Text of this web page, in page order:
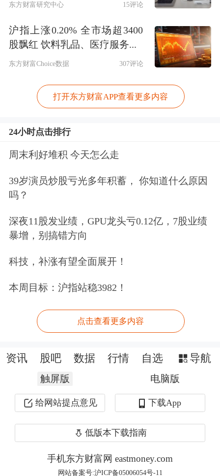
9 上海晨燕资管 资产管理公司
证券公司
注：由于篇幅受限，只显示前10家机构名
单。
机构调研回测
除当日外，东鹏控股近一年共接待264
家机构317次调研，历史回测情况如下
表所示：
近一年机构调研回测
次日 5日 次日
2023-09-19 1 0.74 -1.58 -8.07 1.14 -0.83
2023-08-24 6.59
2023-05-08 1 0.61 -4.01 0.98
2023-05-03 61 -0.36 -0.36 -5.30 -0.39 0.44
东方财富研究中心 15评论
沪指上涨0.20% 全市场超3400
股飘红 饮料乳品、医疗服务...
东方财富Choice数据 307评论
打开东方财富APP查看更多内容
24小时点击排行
周末利好堆积 今天怎么走
39岁演员炒股亏光多年积蓄， 你知道什么原因
吗？
深夜11股发业绩，GPU龙头亏0.12亿，7股业绩
暴增，别搞错方向
科技，补涨有望全面展开！
本周目标：沪指站稳3982！
点击查看更多内容
资讯 股吧 数据 行情 自选 导航
触屏版 电脑版
给网站提点意见 下载App
低版本下载指南
手机东方财富网 eastmoney.com
网站备案号:沪ICP备05006054号-11